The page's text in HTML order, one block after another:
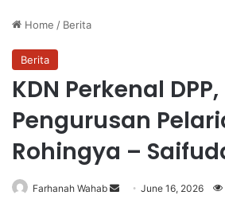
Home / Berita
Berita
KDN Perkenal
Pengurusan
Rohingya –
Farhanah Wahab June 16, 2026